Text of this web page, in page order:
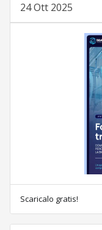
24 Ott 2025
Scaricalo gratis!